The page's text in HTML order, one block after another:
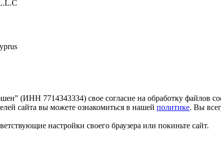
(ИНН 7714343334) свое согласие на обработку файлов
сайта вы можете ознакомиться в нашей политике. Вы
настройки своего браузера или покиньте сайт.